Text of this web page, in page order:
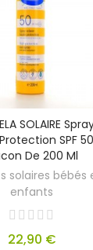
SOLAIRE
SPF
De 200 Ml
solaires bébés
enfants
22,90 €